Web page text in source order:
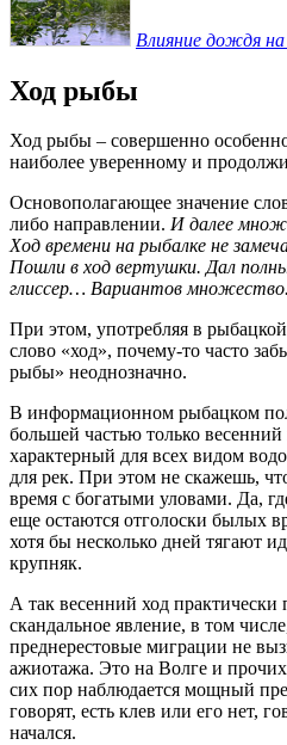
Влияние дождя
Ход рыбы
Ход рыбы – совершенно
наиболее уверенному и
Основополагающее значение
либо направлении. И далее
Ход времени на рыбалке не
Пошли в ход вертушки. Дал
глиссер… Вариантов множество.
При этом, употребляя в
слово «ход», почему-то часто
рыбы» неоднозначно.
В информационном рыбацком
большей частью только
характерный для всех видом
для рек. При этом не скажешь,
время с богатыми уловами. Да,
еще остаются отголоски былых
хотя бы несколько дней тягают
крупняк.
А так весенний ход практически
скандальное явление, в том
преднерестовые миграции не
ажиотажа. Это на Волге и
сих пор наблюдается мощный
говорят, есть клев или его нет,
начался.